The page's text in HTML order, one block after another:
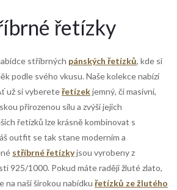
řetízky
stříbrných pánských řetízků, kde si
podle svého vkusu. Naše kolekce nabízí
už si vybereteřetízekjemný, či masivní,
přirozenou sílu a zvýší jejich
řetízků lze krásně kombinovat s
outfit se tak stane moderním a
stříbrné řetízkyjsou vyrobeny z
925/1000. Pokud máte raději žluté zlato,
na naši širokou nabídku řetízků ze žlutého